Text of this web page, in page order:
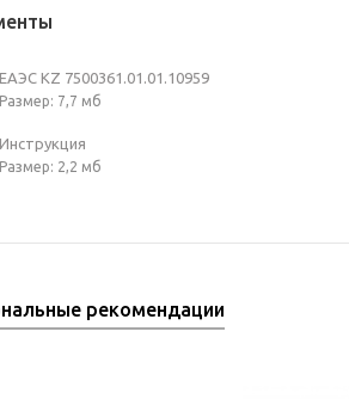
ЕАЭС KZ 7500361.01.01.10959
Размер: 7,7 мб
Инструкция
Размер: 2,2 мб
рекомендации